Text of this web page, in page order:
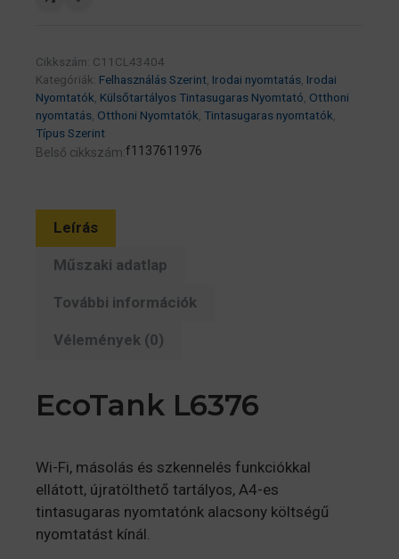
nyomtató
DUPLEX,
ADF,
15100/5500
Cikkszám: C11CL43404
Kategóriák: Felhasználás Szerint Irodai nyomtatás Irodai
Nyomtatók Külsőtartályos Tintasugaras Nyomtató Otthoni
nyomtatás Otthoni Nyomtatók Tintasugaras nyomtatók
Típus Szerint
Belső cikkszám:f1137611976
Leírás
Műszaki adatlap
További információk
Vélemények (0)
EcoTank L6376
Wi-Fi, másolás és szkennelés funkciókkal
ellátott, újratölthető tartályos, A4-es
tintasugaras nyomtatónk alacsony költségű
nyomtatást kínál.